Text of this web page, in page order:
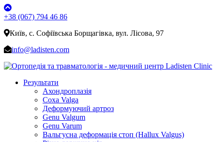
+38 (067) 794 46 86
Київ, с. Софіївська Борщагівка, вул. Лісова, 97
info@ladisten.com
Результати
Ахондроплазія
Coxa Valga
Деформуючий артроз
Genu Valgum
Genu Varum
Вальгусна деформація стоп (Hallux Valgus)